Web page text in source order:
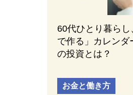
60代ひとり暮ら
で作る」カレンダ
の投資とは？
お金と働き方